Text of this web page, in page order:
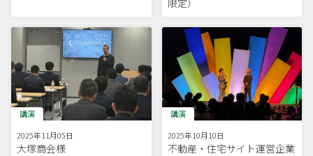
限定）
講演
2025年11月05日
大塚商会様
講演
2025年10月10日
不動産・住宅サイト運営企業